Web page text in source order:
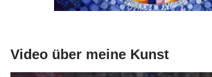
Video über meine Kunst